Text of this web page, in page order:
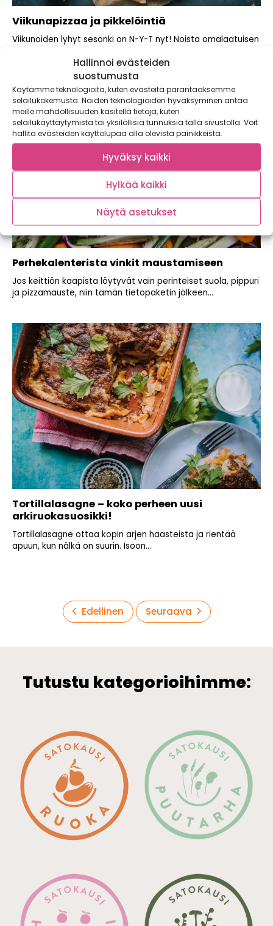
Hallinnoi evästeiden
suostumusta
Käytämme teknologioita, kuten evästeitä parantaaksemme
selailukokemusta. Näiden teknologioiden hyväksyminen antaa
meille mahdollisuuden käsitellä tietoja, kuten
selailukäyttäytymistä tai yksilöllisiä tunnuksia tällä sivustolla. Voit
hallita evästeiden käyttölupaa alla olevista painikkeista.
Hyväksy kaikki
Hylkää kaikki
Näytä asetukset
Viikunapizzaa ja pikkelöintiä
Viikunoiden lyhyt sesonki on N-Y-T nyt! Noista omalaatuisen
Perhekalenterista vinkit maustamiseen
Jos keittiön kaapista löytyvät vain perinteiset suola, pippuri
ja pizzamauste, niin tämän tietopaketin jälkeen...
Tortillalasagne – koko perheen uusi
arkiruokasuosikki!
Tortillalasagne ottaa kopin arjen haasteista ja rientää
apuun, kun nälkä on suurin. Isoon...
ArtikkelienEdellinen Seuraava
Tutustu kategorioihimme: